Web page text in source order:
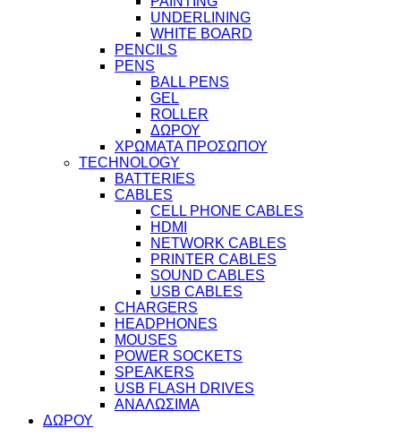
UNDERLINING
WHITE BOARD
PENCILS
PENS
BALL PENS
GEL
ROLLER
ΔΩΡΟΥ
ΧΡΩΜΑΤΑ ΠΡΟΣΩΠΟΥ
TECHNOLOGY
BATTERIES
CABLES
CELL PHONE CABLES
HDMI
NETWORK CABLES
PRINTER CABLES
SOUND CABLES
USB CABLES
CHARGERS
HEADPHONES
MOUSES
POWER SOCKETS
SPEAKERS
USB FLASH DRIVES
ΑΝΑΛΩΣΙΜΑ
ΔΩΡΟΥ